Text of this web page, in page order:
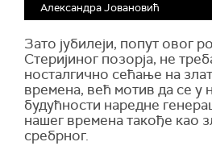
Александра Јовановић
Зато јубилеји, попут овог
Стеријиног позорја, не
носталгично сећање на
времена, већ мотив да се у
будућности наредне
нашег времена такође као
сребрног.